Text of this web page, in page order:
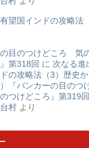
望国インドの攻略法
の目のつけどころ 気
第318回 に 次なる進
の攻略法（3）歴史か
『バンカーの目のつ
つけどころ』第319
村 より